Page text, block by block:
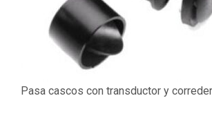
Pasa cascos con transductor y